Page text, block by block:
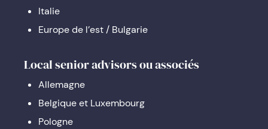
Italie
Europe de l’est / Bulgarie
Local senior advisors ou associés
Allemagne
Belgique et Luxembourg
Pologne